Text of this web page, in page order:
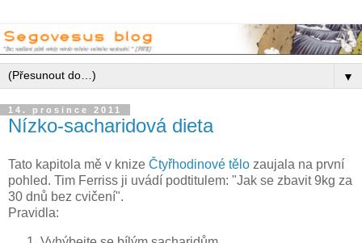
▼
14. prosince 2011
Nízko-sacharidová dieta
Tato kapitola mě v knize Čtyřhodinové tělo zaujala na první
pohled. Tim Ferriss ji uvádí podtitulem: "Jak se zbavit 9kg za
30 dnů bez cvičení".
Pravidla: